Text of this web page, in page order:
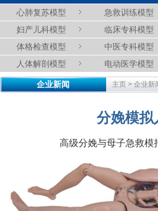
心肺复苏模型 急救训练模型
妇产儿科模型
临床专科模型
体格检查模型
中医专科模型
人体解剖模型
电动医学模型
企业新闻 主页 > 企业新
分娩模拟
高级分娩与母子急救模